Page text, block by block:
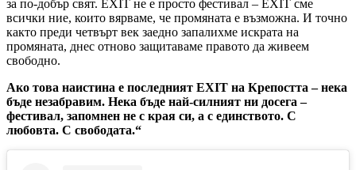
за по-добър свят. EXIT не е просто фестивал – EXIT сме
всички ние, които вярваме, че промяната е възможна. И точно
както преди четвърт век заедно запалихме искрата на
промяната, днес отново защитаваме правото да живеем
свободно.
Ако това наистина е последният EXIT на Крепостта – нека
бъде незабравим. Нека бъде най-силният ни досега –
фестивал, запомнен не с края си, а с единството. С
любовта. С свободата.“